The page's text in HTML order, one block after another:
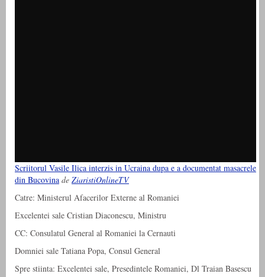
Scriitorul Vasile Ilica interzis in Ucraina dupa e a documentat masacrele
din Bucovina de ZiaristiOnlineTV
Catre: Ministerul Afacerilor Externe al Romaniei
Excelentei sale Cristian Diaconescu, Ministru
CC: Consulatul General al Romaniei la Cernauti
Domniei sale Tatiana Popa, Consul General
Spre stiinta: Excelentei sale, Presedintele Romaniei, Dl Traian Basescu